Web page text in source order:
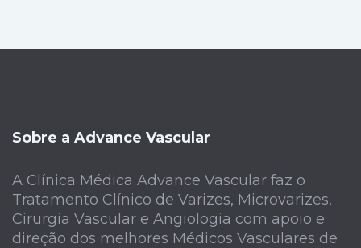
Sobre a Advance Vascular
A Clínica Médica Advance Vascular faz o
Tratamento Clínico de Varizes, Microvarizes,
Cirurgia Vascular e Angiologia com apoio e
direção dos melhores Médicos Vasculares de